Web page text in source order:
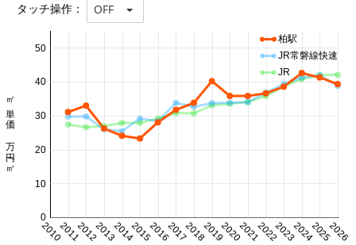
タッチ操作： OFF
20102011201220132014201520162017201820192020202120222023202420252026
0
10
20
30
40
50
㎡単価 万円/㎡
柏駅
JR常磐線快速
JR